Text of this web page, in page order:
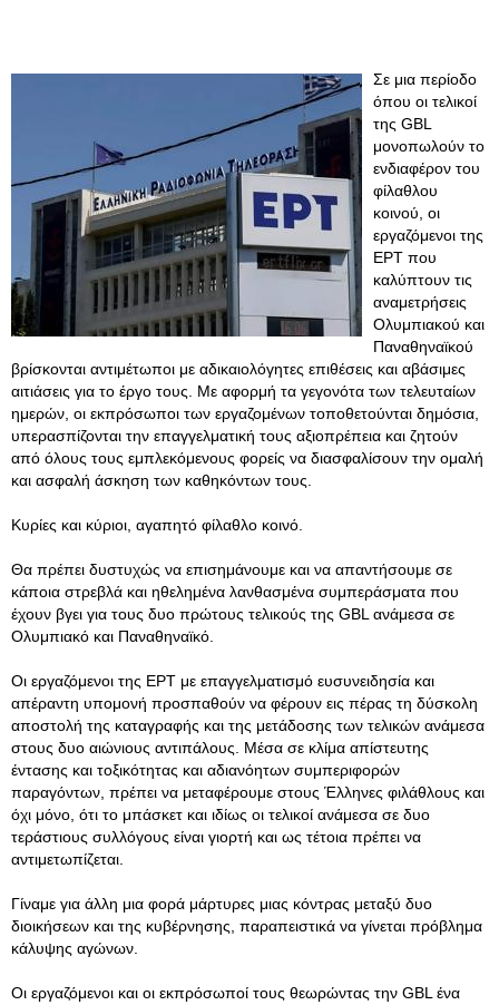
Σε μια περίοδο
όπου οι τελικοί
της GBL
μονοπωλούν το
ενδιαφέρον του
φίλαθλου
κοινού, οι
εργαζόμενοι της
ΕΡΤ που
καλύπτουν τις
αναμετρήσεις
Ολυμπιακού και
Παναθηναϊκού
βρίσκονται αντιμέτωποι με αδικαιολόγητες επιθέσεις και αβάσιμες
αιτιάσεις για το έργο τους. Με αφορμή τα γεγονότα των τελευταίων
ημερών, οι εκπρόσωποι των εργαζομένων τοποθετούνται δημόσια,
υπερασπίζονται την επαγγελματική τους αξιοπρέπεια και ζητούν
από όλους τους εμπλεκόμενους φορείς να διασφαλίσουν την ομαλή
και ασφαλή άσκηση των καθηκόντων τους.
Κυρίες και κύριοι, αγαπητό φίλαθλο κοινό.
Θα πρέπει δυστυχώς να επισημάνουμε και να απαντήσουμε σε
κάποια στρεβλά και ηθελημένα λανθασμένα συμπεράσματα που
έχουν βγει για τους δυο πρώτους τελικούς της GBL ανάμεσα σε
Ολυμπιακό και Παναθηναϊκό.
Οι εργαζόμενοι της ΕΡΤ με επαγγελματισμό ευσυνειδησία και
απέραντη υπομονή προσπαθούν να φέρουν εις πέρας τη δύσκολη
αποστολή της καταγραφής και της μετάδοσης των τελικών ανάμεσα
στους δυο αιώνιους αντιπάλους. Μέσα σε κλίμα απίστευτης
έντασης και τοξικότητας και αδιανόητων συμπεριφορών
παραγόντων, πρέπει να μεταφέρουμε στους Έλληνες φιλάθλους και
όχι μόνο, ότι το μπάσκετ και ιδίως οι τελικοί ανάμεσα σε δυο
τεράστιους συλλόγους είναι γιορτή και ως τέτοια πρέπει να
αντιμετωπίζεται.
Γίναμε για άλλη μια φορά μάρτυρες μιας κόντρας μεταξύ δυο
διοικήσεων και της κυβέρνησης, παραπειστικά να γίνεται πρόβλημα
κάλυψης αγώνων.
Οι εργαζόμενοι και οι εκπρόσωποί τους θεωρώντας την GBL ένα